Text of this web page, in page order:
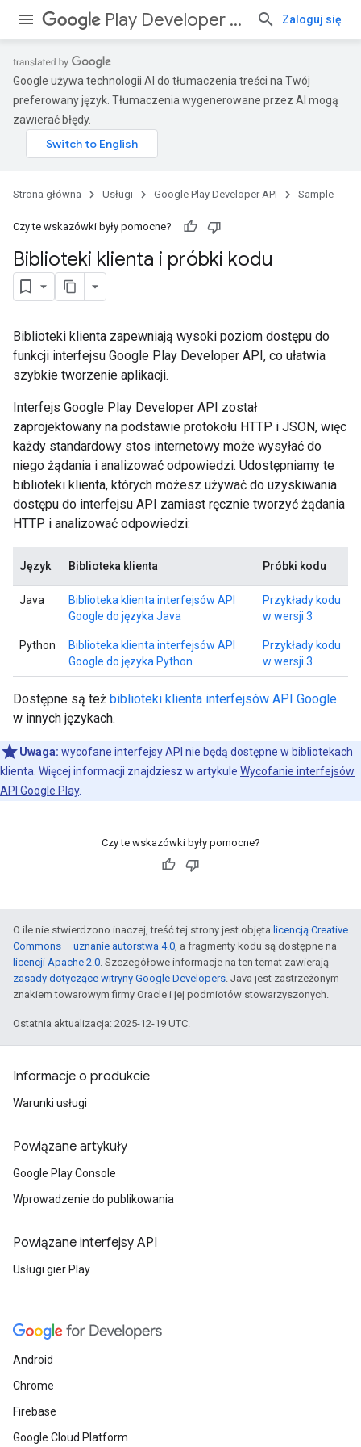
Play Developer API Zaloguj się
Google używa technologii AI do tłumaczenia treści na Twój
preferowany język. Tłumaczenia wygenerowane przez AI mogą
zawierać błędy.
Strona główna Usługi Google Play Developer API Sample
Czy te wskazówki były pomocne?
Biblioteki klienta i próbki kodu
Biblioteki klienta zapewniają wysoki poziom dostępu do
funkcji interfejsu Google Play Developer API, co ułatwia
szybkie tworzenie aplikacji.
Interfejs Google Play Developer API został
zaprojektowany na podstawie protokołu HTTP i JSON, więc
każdy standardowy stos internetowy może wysyłać do
niego żądania i analizować odpowiedzi. Udostępniamy te
biblioteki klienta, których możesz używać do uzyskiwania
dostępu do interfejsu API zamiast ręcznie tworzyć żądania
HTTP i analizować odpowiedzi:
Język Biblioteka klienta Próbki kodu
Java
Biblioteka klienta interfejsów API
Google do języka Java
Przykłady kodu
w wersji 3
Python
Biblioteka klienta interfejsów API
Google do języka Python
Przykłady kodu
w wersji 3
Dostępne są też biblioteki klienta interfejsów API Google
w innych językach.
Uwaga: wycofane interfejsy API nie będą dostępne w bibliotekach
klienta. Więcej informacji znajdziesz w artykule Wycofanie interfejsów
API Google Play.
Czy te wskazówki były pomocne?
O ile nie stwierdzono inaczej, treść tej strony jest objęta licencją Creative
Commons – uznanie autorstwa 4.0, a fragmenty kodu są dostępne na
licencji Apache 2.0. Szczegółowe informacje na ten temat zawierają
zasady dotyczące witryny Google Developers. Java jest zastrzeżonym
znakiem towarowym firmy Oracle i jej podmiotów stowarzyszonych.
Ostatnia aktualizacja: 2025-12-19 UTC.
Informacje o produkcie
Warunki usługi
Powiązane artykuły
Google Play Console
Wprowadzenie do publikowania
Powiązane interfejsy API
Usługi gier Play
Android
Chrome
Firebase
Google Cloud Platform